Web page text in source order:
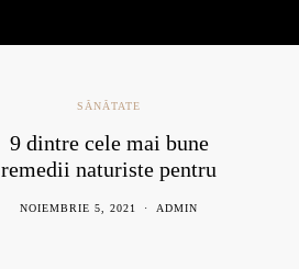
SĂNĂTATE
9 dintre cele mai bune
remedii naturiste pentru
NOIEMBRIE 5, 2021 ADMIN